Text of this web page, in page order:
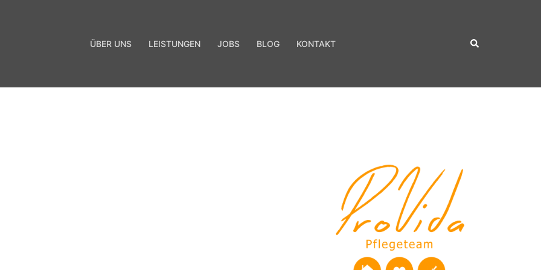
ÜBER UNS LEISTUNGEN JOBS BLOG KONTAKT Suche